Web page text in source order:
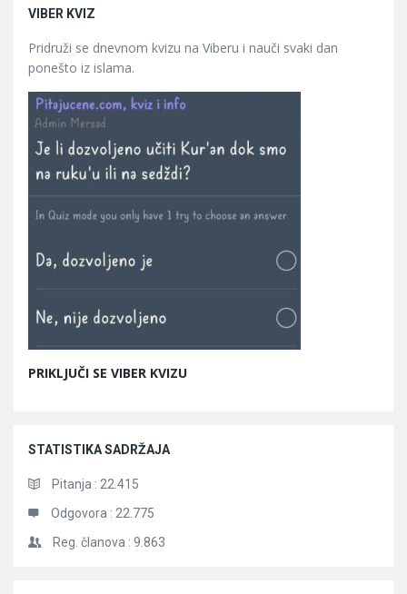
VIBER KVIZ
Pridruži se dnevnom kvizu na Viberu i nauči svaki dan
ponešto iz islama.
PRIKLJUČI SE VIBER KVIZU
STATISTIKA SADRŽAJA
Pitanja : 22.415
Odgovora : 22.775
Reg. članova : 9.863